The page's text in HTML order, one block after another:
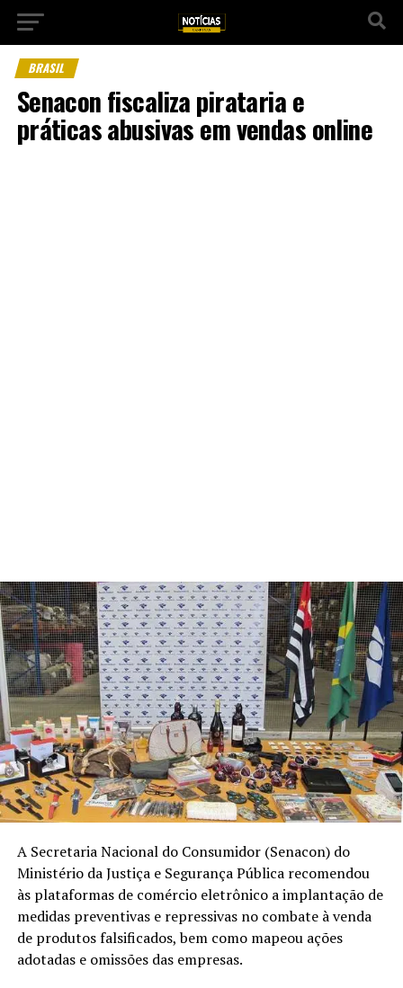
BRASIL
Senacon fiscaliza pirataria e
práticas abusivas em vendas online
A Secretaria Nacional do Consumidor (Senacon) do
Ministério da Justiça e Segurança Pública recomendou
às plataformas de comércio eletrônico a implantação de
medidas preventivas e repressivas no combate à venda
de produtos falsificados, bem como mapeou ações
adotadas e omissões das empresas.